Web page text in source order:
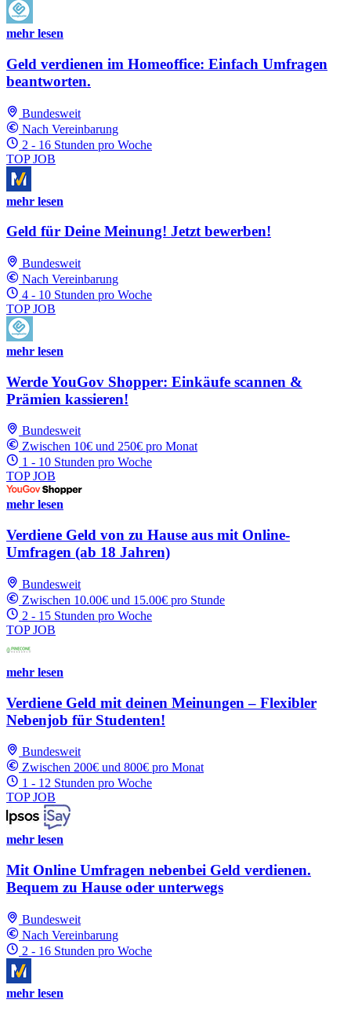
mehr lesen
Geld verdienen im Homeoffice: Einfach Umfragen
beantworten.
Bundesweit
Nach Vereinbarung
2 - 16 Stunden pro Woche
TOP JOB
mehr lesen
Geld für Deine Meinung! Jetzt bewerben!
Bundesweit
Nach Vereinbarung
4 - 10 Stunden pro Woche
TOP JOB
mehr lesen
Werde YouGov Shopper: Einkäufe scannen &
Prämien kassieren!
Bundesweit
Zwischen 10€ und 250€ pro Monat
1 - 10 Stunden pro Woche
TOP JOB
mehr lesen
Verdiene Geld von zu Hause aus mit Online-
Umfragen (ab 18 Jahren)
Bundesweit
Zwischen 10.00€ und 15.00€ pro Stunde
2 - 15 Stunden pro Woche
TOP JOB
mehr lesen
Verdiene Geld mit deinen Meinungen – Flexibler
Nebenjob für Studenten!
Bundesweit
Zwischen 200€ und 800€ pro Monat
1 - 12 Stunden pro Woche
TOP JOB
mehr lesen
Mit Online Umfragen nebenbei Geld verdienen.
Bequem zu Hause oder unterwegs
Bundesweit
Nach Vereinbarung
2 - 16 Stunden pro Woche
mehr lesen